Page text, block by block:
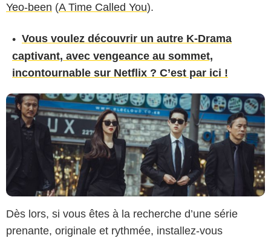
Yeo-been (A Time Called You).
Vous voulez découvrir un autre K-Drama
captivant, avec vengeance au sommet,
incontournable sur Netflix ? C’est par ici !
Dès lors, si vous êtes à la recherche d’une série
prenante, originale et rythmée, installez-vous